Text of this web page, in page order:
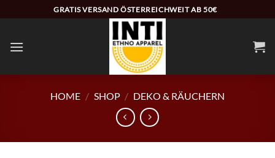
Inhalt
GRATIS VERSAND ÖSTERREICHWEIT AB 50€
HOME / SHOP / DEKO & RÄUCHERN